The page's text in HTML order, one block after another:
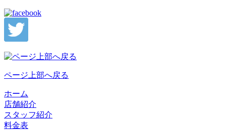
ページ上部へ戻る
ホーム
店舗紹介
スタッフ紹介
料金表